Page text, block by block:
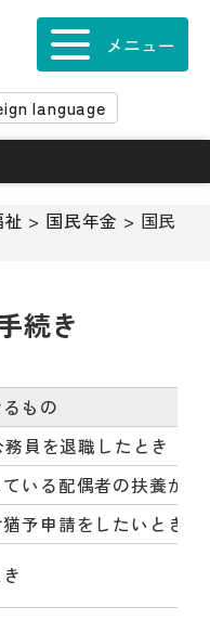
language
メニュー
> 国民年金 > 国民
続き
もの
員を退職したとき
いる配偶者の扶養か
予申請をしたいとき